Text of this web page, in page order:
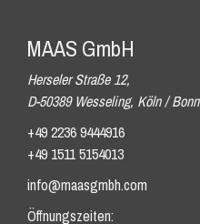
MAAS GmbH
Herseler Straße 12,
D-50389 Wesseling, Köln / Bonn
+49 2236 9444916
+49 1511 5154013
info@maasgmbh.com
Öffnungszeiten: